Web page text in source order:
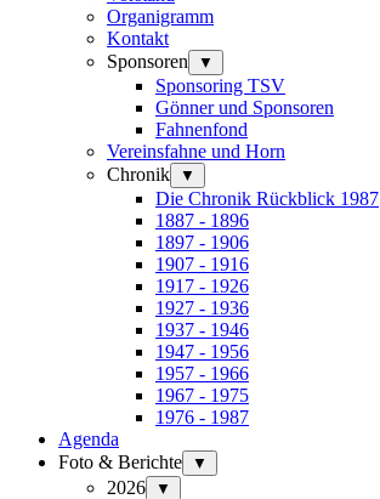
Organigramm
Kontakt
Sponsoren
▼
Sponsoring TSV
Gönner und Sponsoren
Fahnenfond
Vereinsfahne und Horn
Chronik
▼
Die Chronik Rückblick 1987
1887 - 1896
1897 - 1906
1907 - 1916
1917 - 1926
1927 - 1936
1937 - 1946
1947 - 1956
1957 - 1966
1967 - 1975
1976 - 1987
Agenda
Foto & Berichte
▼
2026 ▼